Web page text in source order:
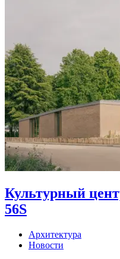
Культурный
56S
Архитектура
Новости